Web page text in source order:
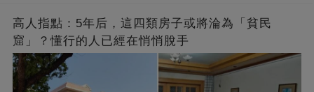
高人指點：5年后，這四類房子或將淪為「貧民
窟」？懂行的人已經在悄悄脫手